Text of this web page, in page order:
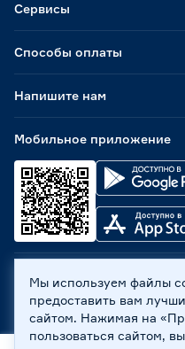
Способы оплаты
Мобильное приложение
Сервисы
Напишите нам
ООО «Бауцентр Рус»
ул. А.Невского, 205. ИНН
Все права защищены
Политика обработки
Мы используем файлы
предоставить вам
сайтом. Нажимая на
пользоваться сайтом,